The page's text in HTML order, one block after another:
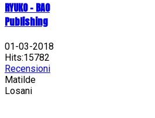
RYUKO - BAO
Publishing
01-03-2018
Hits:15782
Recensioni
Matilde
Losani